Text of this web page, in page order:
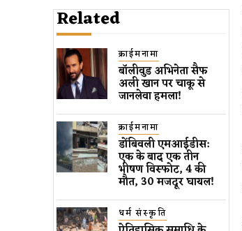
Related
क्राईमनामा
बॉलीवुड​ अभिनेता सैफ
अली खान पर चाकू से ​
जानलेवा हमला​!
क्राईमनामा
डोंबिवली एमआईडीस:
एक के बाद एक तीन
भीषण विस्फोट, 4 की
मौत, 30 मजदूर घायल!
धर्म संस्कृति